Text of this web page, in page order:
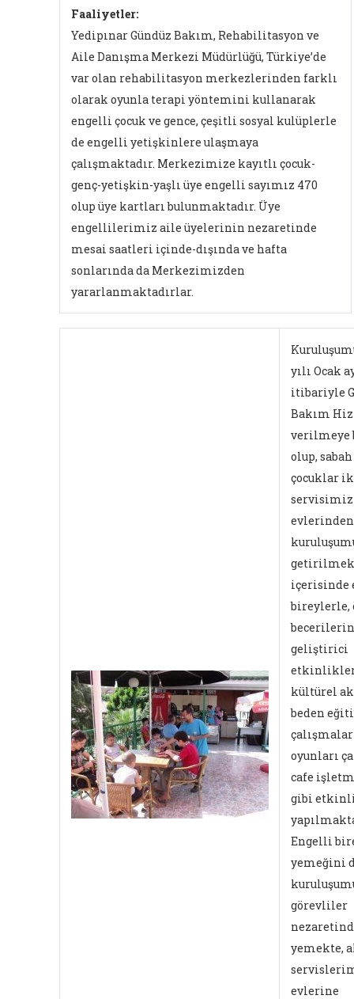
Faaliyetler:
Yedipınar Gündüz Bakım, Rehabilitasyon ve
Aile Danışma Merkezi Müdürlüğü, Türkiye’de
var olan rehabilitasyon merkezlerinden farklı
olarak oyunla terapi yöntemini kullanarak
engelli çocuk ve gence, çeşitli sosyal kulüplerle
de engelli yetişkinlere ulaşmaya
çalışmaktadır. Merkezimize kayıtlı çocuk-
genç-yetişkin-yaşlı üye engelli sayımız 470
olup üye kartları bulunmaktadır. Üye
engellilerimiz aile üyelerinin nezaretinde
mesai saatleri içinde-dışında ve hafta
sonlarında da Merkezimizden
yararlanmaktadırlar.
yılı Ocak
itibariyle
Bakım
verilmeye
olup, sabah
çocuklar
evlerinden
içerisinde
bireylerle,
geliştirici
etkinlikler,
kültürel
beden
oyunları
cafe
gibi
Engelli
yemeğini
görevliler
yemekte,
evlerine